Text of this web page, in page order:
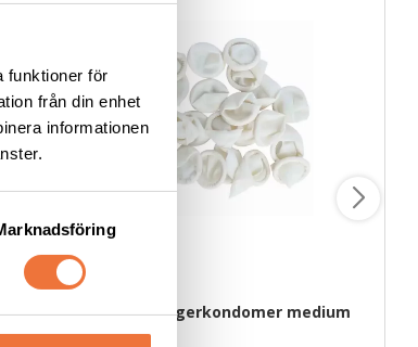
funktioner för
från din enhet
informationen
Show Tech Fingerkondomer medium
100-pack